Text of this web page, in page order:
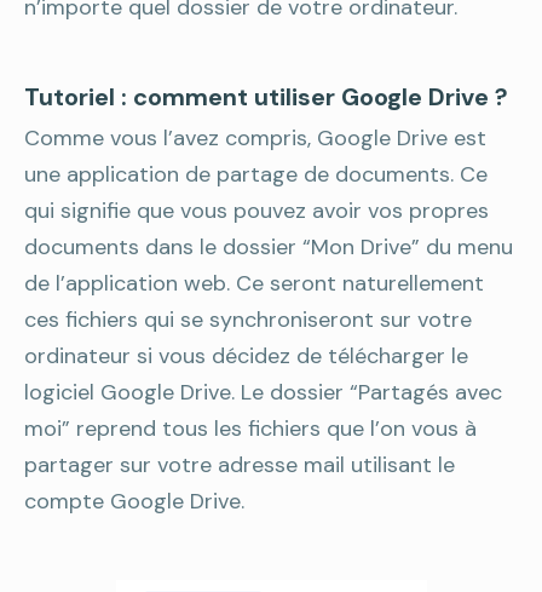
n’importe quel dossier de votre ordinateur.
Tutoriel : comment utiliser Google Drive ?
Comme vous l’avez compris, Google Drive est
une application de partage de documents. Ce
qui signifie que vous pouvez avoir vos propres
documents dans le dossier “Mon Drive” du menu
de l’application web. Ce seront naturellement
ces fichiers qui se synchroniseront sur votre
ordinateur si vous décidez de télécharger le
logiciel Google Drive. Le dossier “Partagés avec
moi” reprend tous les fichiers que l’on vous à
partager sur votre adresse mail utilisant le
compte Google Drive.